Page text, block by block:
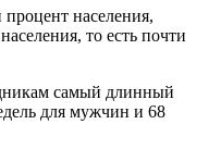
населения,
то есть почти
самый длинный
для мужчин и 68